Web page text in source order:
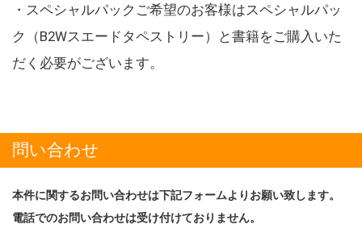
・スペシャルパックご希望のお客様はスペシャルパッ
ク（B2Wスエードタペストリー）と書籍をご購入いた
だく必要がございます。
問い合わせ
本件に関するお問い合わせは下記フォームよりお願い致します。
電話でのお問い合わせは受け付けておりません。